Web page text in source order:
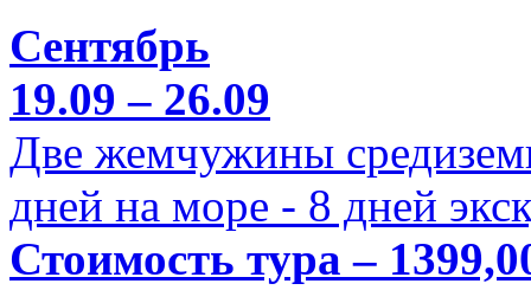
Сентябрь
19.09 – 26.09
Две жемчужины
дней на море - 8 дней
Стоимость тура –